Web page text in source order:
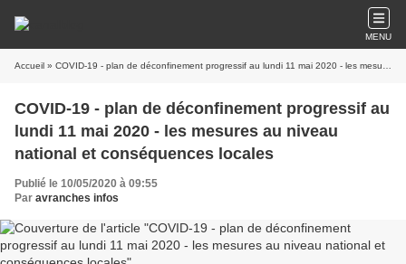
MENU
Accueil » COVID-19 - plan de déconfinement progressif au lundi 11 mai 2020 - les mesures au niveau national et conséquences locales
COVID-19 - plan de déconfinement progressif au
lundi 11 mai 2020 - les mesures au niveau
national et conséquences locales
Publié le 10/05/2020 à 09:55
Par avranches infos